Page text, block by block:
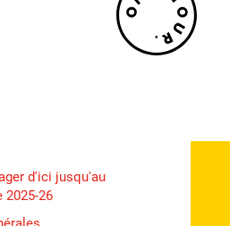
d'ici jusqu'au
2025-26